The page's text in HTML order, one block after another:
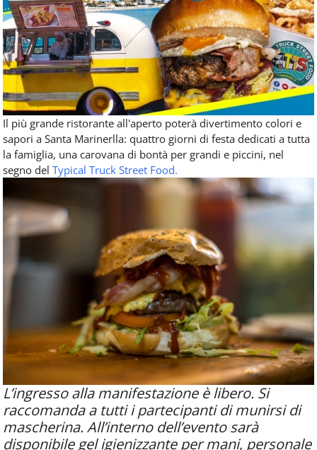
Il più grande ristorante all'aperto poterà divertimento colori e
sapori a Santa Marinerlla: quattro giorni di festa dedicati a tutta
la famiglia, una carovana di bontà per grandi e piccini, nel
segno del Typical Truck Street Food.
L’ingresso alla manifestazione è libero. Si
raccomanda a tutti i partecipanti di munirsi di
mascherina. All’interno dell’evento sarà
disponibile gel igienizzante per mani, personale